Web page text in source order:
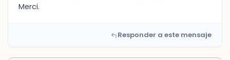
Merci.
Responder a este mensaje